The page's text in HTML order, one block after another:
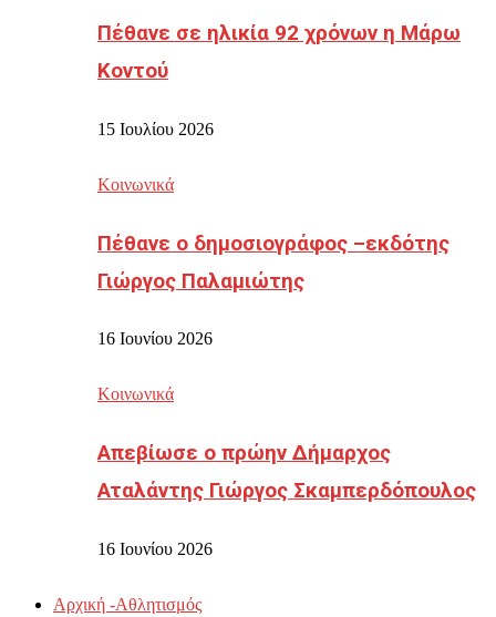
Πέθανε σε ηλικία 92 χρόνων η Μάρω
Κοντού
15 Ιουλίου 2026
Κοινωνικά
Πέθανε ο δημοσιογράφος –εκδότης
Γιώργος Παλαμιώτης
16 Ιουνίου 2026
Κοινωνικά
Απεβίωσε ο πρώην Δήμαρχος
Αταλάντης Γιώργος Σκαμπερδόπουλος
16 Ιουνίου 2026
Αρχική -Αθλητισμός